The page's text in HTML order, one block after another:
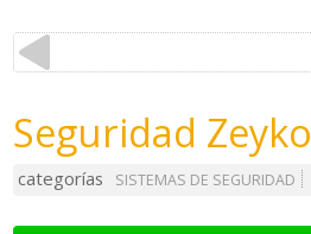
Seguridad Zeyko
categorías SISTEMAS DE SEGURIDAD